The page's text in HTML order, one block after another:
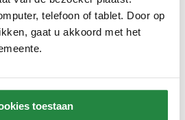
telefoon of tablet. Door op
gaat u akkoord met het
toestaan
en tenminste 1
De Adviesraad
gevraagd en
is onafhankelijk